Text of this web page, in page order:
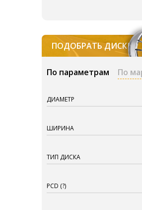
ПОДОБРАТЬ ДИСКИ
По параметрам По
ДИАМЕТР
ШИРИНА
ТИП ДИСКА
PCD (?)